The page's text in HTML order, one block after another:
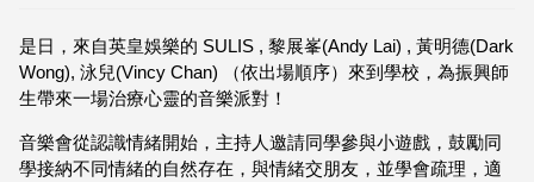
是日，來自英皇娛樂的 SULIS , 黎展峯(Andy Lai) , 黃明德(Dark
Wong), 泳兒(Vincy Chan) （依出場順序）來到學校，為振興師
生帶來一場治療心靈的音樂派對！
音樂會從認識情緒開始，主持人邀請同學參與小遊戲，鼓勵同
學接納不同情緒的自然存在，與情緒交朋友，並學會疏理，適